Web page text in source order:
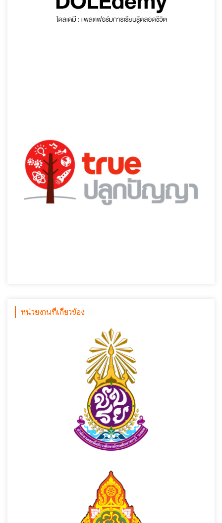
หน่วยงานที่เกี่ยวข้อง